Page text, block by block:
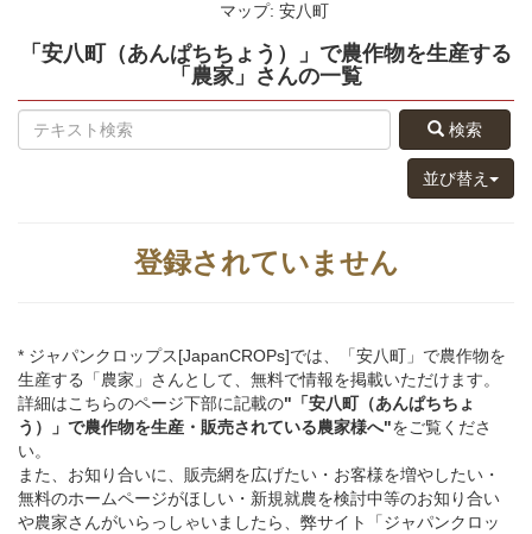
マップ: 安八町
「安八町（あんぱちちょう）」 で農作物を生産する
「農家」さんの一覧
検索
並び替え
登録されていません
* ジャパンクロップス[JapanCROPs]では、「安八町」で農作物を
生産する「農家」さんとして、無料で情報を掲載いただけます。
詳細はこちらのページ下部に記載の"「安八町（あんぱちちょ
う）」 で農作物を生産・販売されている農家様へ"をご覧くださ
い。
また、お知り合いに、販売網を広げたい・お客様を増やしたい・
無料のホームページがほしい・新規就農を検討中等のお知り合い
や農家さんがいらっしゃいましたら、弊サイト「ジャパンクロッ